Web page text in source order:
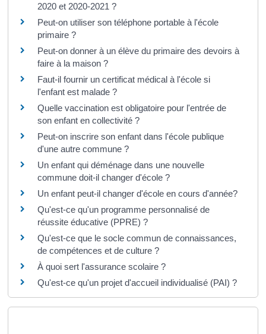
2020 et 2020-2021 ?
Peut-on utiliser son téléphone portable à l'école
primaire ?
Peut-on donner à un élève du primaire des devoirs à
faire à la maison ?
Faut-il fournir un certificat médical à l'école si
l'enfant est malade ?
Quelle vaccination est obligatoire pour l'entrée de
son enfant en collectivité ?
Peut-on inscrire son enfant dans l'école publique
d'une autre commune ?
Un enfant qui déménage dans une nouvelle
commune doit-il changer d'école ?
Un enfant peut-il changer d'école en cours d'année?
Qu'est-ce qu'un programme personnalisé de
réussite éducative (PPRE) ?
Qu'est-ce que le socle commun de connaissances,
de compétences et de culture ?
À quoi sert l'assurance scolaire ?
Qu'est-ce qu'un projet d'accueil individualisé (PAI) ?